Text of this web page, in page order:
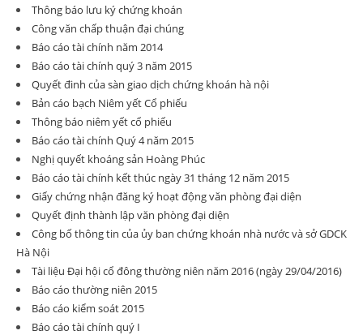
Thông báo lưu ký chứng khoán
Công văn chấp thuận đại chúng
Báo cáo tài chính năm 2014
Báo cáo tài chính quý 3 năm 2015
Quyết đinh của sàn giao dịch chứng khoán hà nội
Bản cáo bạch Niêm yết Cổ phiếu
Thông báo niêm yết cổ phiếu
Báo cáo tài chính Quý 4 năm 2015
Nghị quyết khoáng sản Hoàng Phúc
Báo cáo tài chính kết thúc ngày 31 tháng 12 năm 2015
Giấy chứng nhận đăng ký hoạt động văn phòng đại diện
Quyết định thành lập văn phòng đại diện
Công bố thông tin của ủy ban chứng khoán nhà nước và sở GDCK
Hà Nội
Tài liệu Đại hội cổ đông thường niên năm 2016 (ngày 29/04/2016)
Báo cáo thường niên 2015
Báo cáo kiểm soát 2015
Báo cáo tài chính quý I